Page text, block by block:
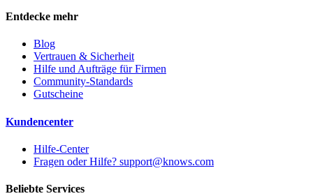
Entdecke mehr
Blog
Vertrauen & Sicherheit
Hilfe und Aufträge für Firmen
Community-Standards
Gutscheine
Kundencenter
Hilfe-Center
Fragen oder Hilfe? support@knows.com
Beliebte Services